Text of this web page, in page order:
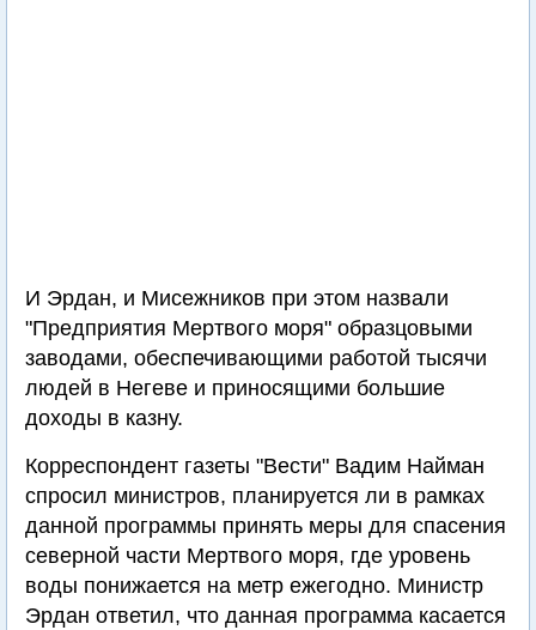
И Эрдан, и Мисежников при этом назвали
"Предприятия Мертвого моря" образцовыми
заводами, обеспечивающими работой тысячи
людей в Негеве и приносящими большие
доходы в казну.
Корреспондент газеты "Вести" Вадим Найман
спросил министров, планируется ли в рамках
данной программы принять меры для спасения
северной части Мертвого моря, где уровень
воды понижается на метр ежегодно. Министр
Эрдан ответил, что данная программа касается